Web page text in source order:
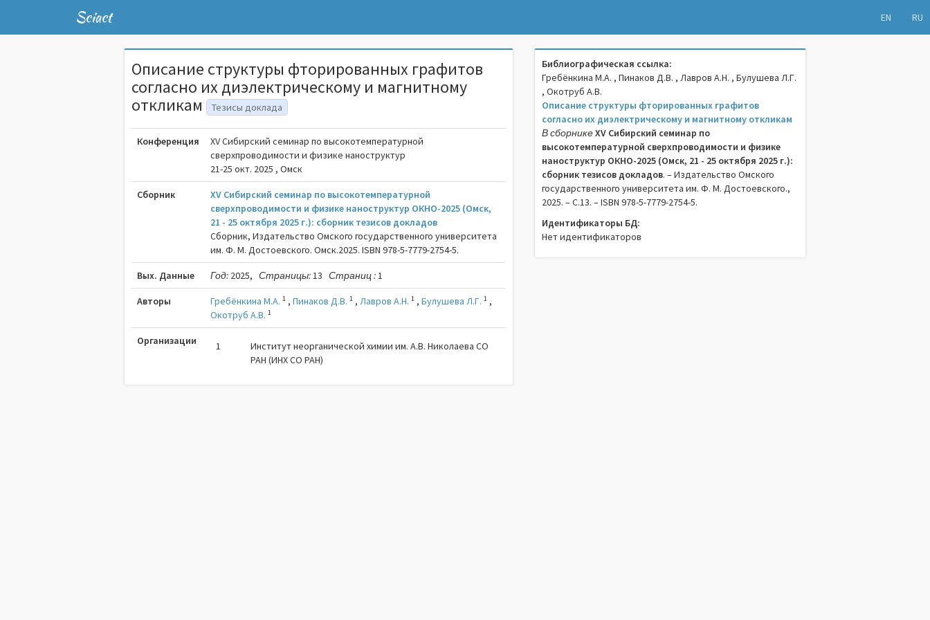
Sciact EN RU
Описание структуры фторированных графитов
согласно их диэлектрическому и магнитному
откликам Тезисы доклада
Конференция
XV Сибирский семинар по высокотемпературной
сверхпроводимости и физике наноструктур
21-25 окт. 2025 , Омск
Сборник
XV Сибирский семинар по высокотемпературной
сверхпроводимости и физике наноструктур ОКНО-2025 (Омск,
21 - 25 октября 2025 г.): сборник тезисов докладов
Сборник, Издательство Омского государственного университета
им. Ф. М. Достоевского. Омск.2025. ISBN 978-5-7779-2754-5.
Вых. Данные Год: 2025, Страницы:13 Страниц :1
Авторы Гребёнкина М.A. 1 ,Пинаков Д.В. 1 ,Лавров А.Н. 1 ,Булушева Л.Г. 1 ,
Окотруб А.В. 1
Организации 1
Институт неорганической химии им. А.В. Николаева СО
РАН (ИНХ СО РАН)
Библиографическая ссылка:
Гребёнкина М.A. , Пинаков Д.В. , Лавров А.Н. , Булушева Л.Г.
, Окотруб А.В.
Описание структуры фторированных графитов
согласно их диэлектрическому и магнитному откликам
В сборникеXV Сибирский семинар по
высокотемпературной сверхпроводимости и физике
наноструктур ОКНО-2025 (Омск, 21 - 25 октября 2025 г.):
сборник тезисов докладов. – Издательство Омского
государственного университета им. Ф. М. Достоевского.,
2025. – C.13. – ISBN 978-5-7779-2754-5.
Идентификаторы БД:
Нет идентификаторов